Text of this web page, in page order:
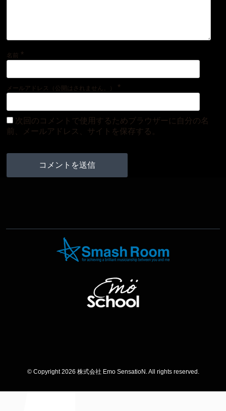
名前 *
メールアドレス（公開はされません。） *
次回のコメントで使用するためブラウザーに自分の名
前、メールアドレス、サイトを保存する。
© Copyright 2026 株式会社 Emo SensatioN. All rights reserved.